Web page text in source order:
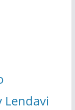
Lendavi